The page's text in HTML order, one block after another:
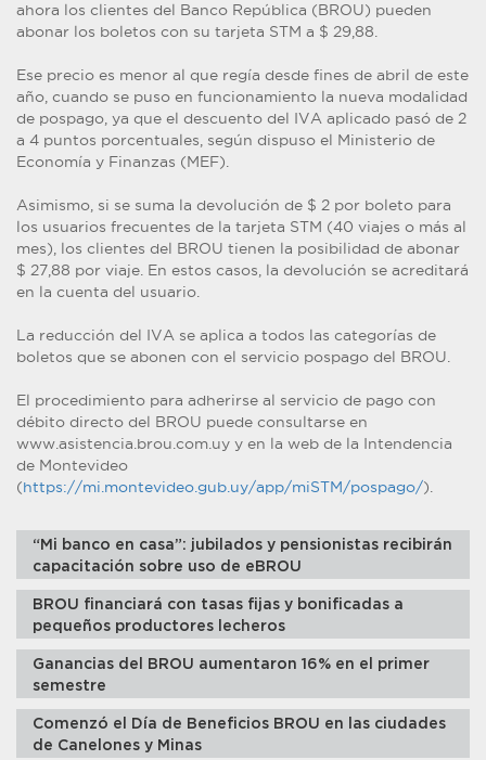
ahora los clientes del Banco República (BROU) pueden
abonar los boletos con su tarjeta STM a $ 29,88.
Ese precio es menor al que regía desde fines de abril de este
año, cuando se puso en funcionamiento la nueva modalidad
de pospago, ya que el descuento del IVA aplicado pasó de 2
a 4 puntos porcentuales, según dispuso el Ministerio de
Economía y Finanzas (MEF).
Asimismo, si se suma la devolución de $ 2 por boleto para
los usuarios frecuentes de la tarjeta STM (40 viajes o más al
mes), los clientes del BROU tienen la posibilidad de abonar
$ 27,88 por viaje. En estos casos, la devolución se acreditará
en la cuenta del usuario.
La reducción del IVA se aplica a todos las categorías de
boletos que se abonen con el servicio pospago del BROU.
El procedimiento para adherirse al servicio de pago con
débito directo del BROU puede consultarse en
www.asistencia.brou.com.uy y en la web de la Intendencia
de Montevideo
(https://mi.montevideo.gub.uy/app/miSTM/pospago/).
“Mi banco en casa”: jubilados y pensionistas recibirán
capacitación sobre uso de eBROU
BROU financiará con tasas fijas y bonificadas a
pequeños productores lecheros
Ganancias del BROU aumentaron 16% en el primer
semestre
Comenzó el Día de Beneficios BROU en las ciudades
de Canelones y Minas